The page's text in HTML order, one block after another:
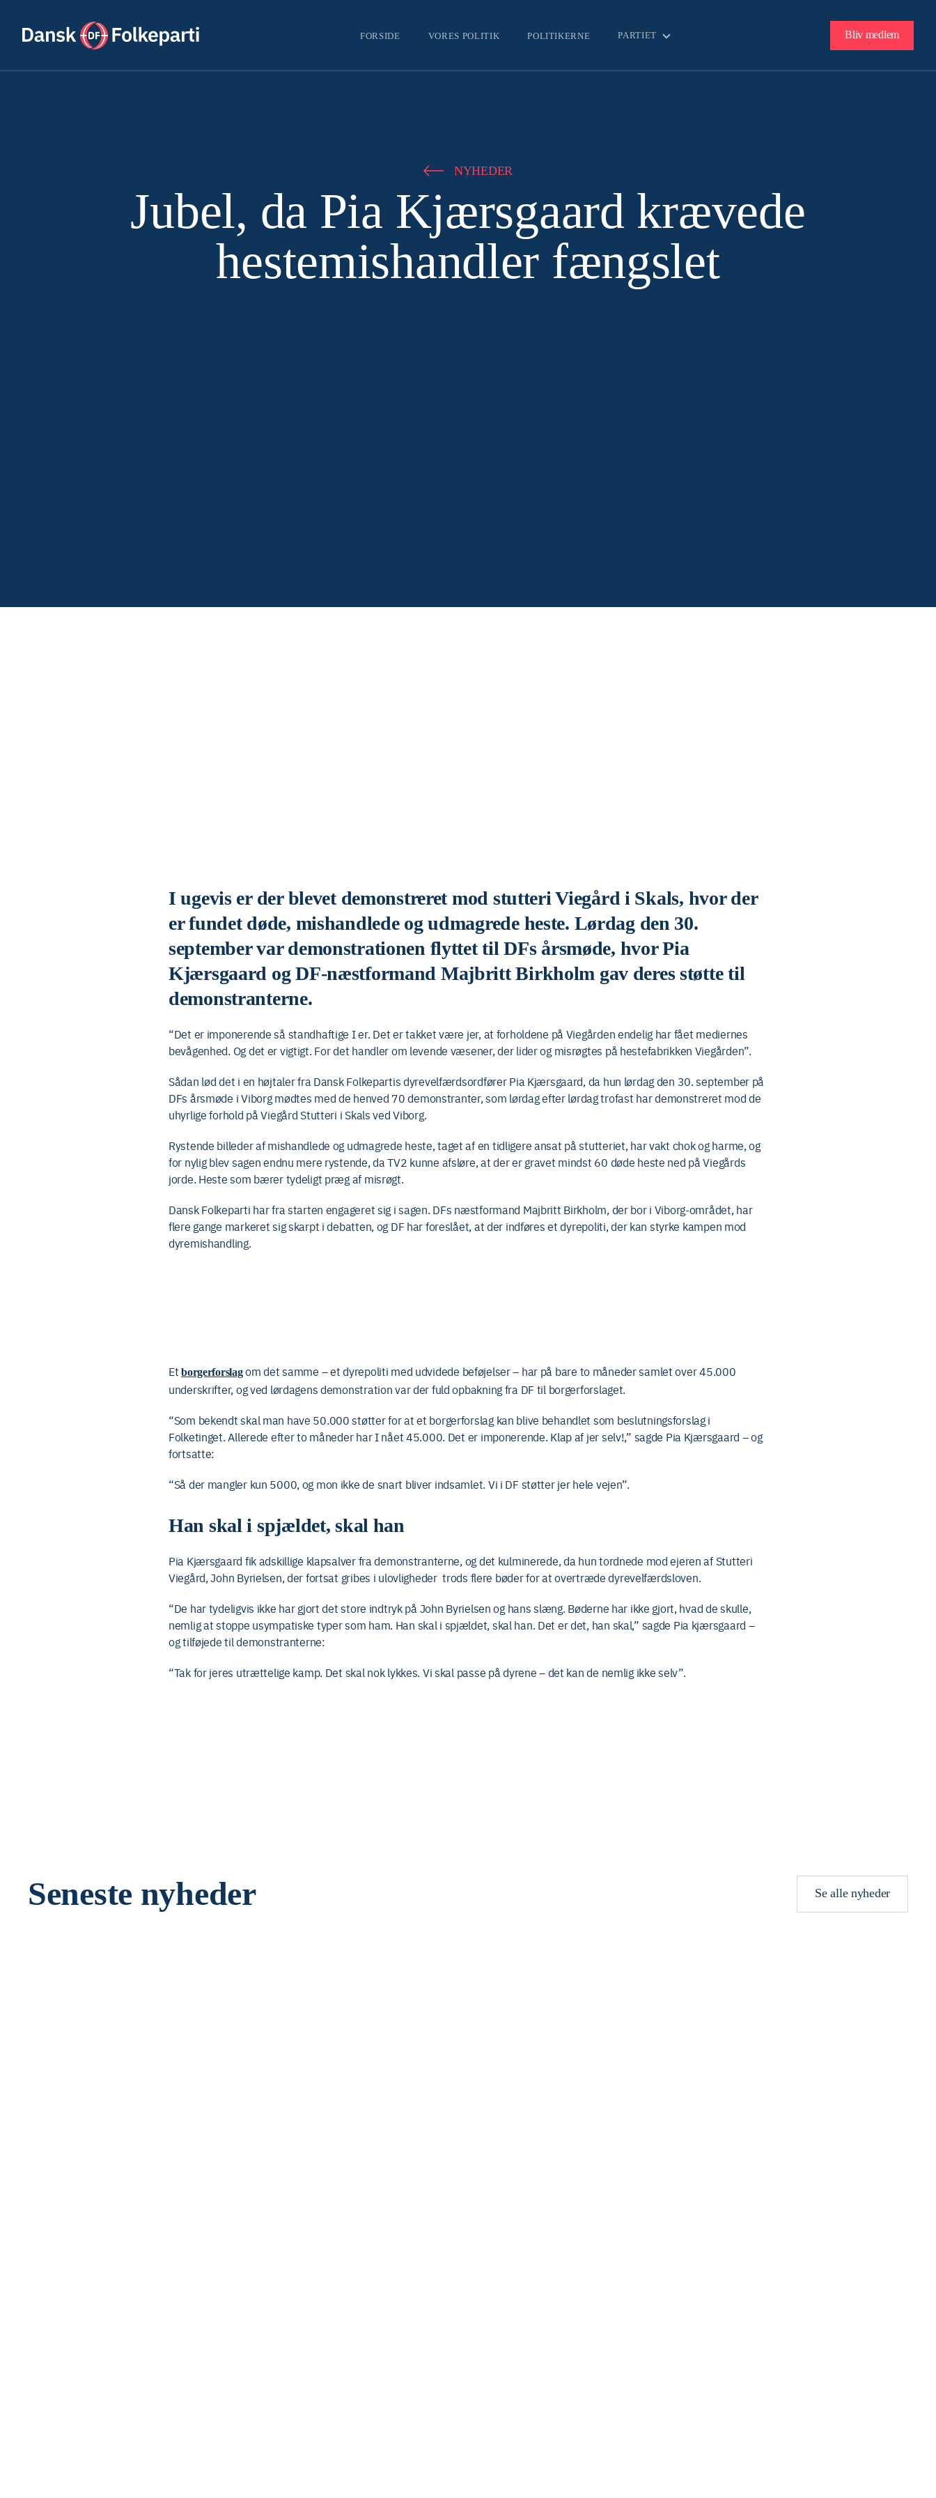
FORSIDE VORES POLITIK POLITIKERNE PARTIET Bliv medlem
NYHEDER
Jubel, da Pia Kjærsgaard krævede
hestemishandler fængslet
I ugevis er der blevet demonstreret mod stutteri Viegård i Skals, hvor der
er fundet døde, mishandlede og udmagrede heste. Lørdag den 30.
september var demonstrationen flyttet til DFs årsmøde, hvor Pia
Kjærsgaard og DF-næstformand Majbritt Birkholm gav deres støtte til
demonstranterne.
“Det er imponerende så standhaftige I er. Det er takket være jer, at forholdene på Viegården endelig har fået mediernes
bevågenhed. Og det er vigtigt. For det handler om levende væsener, der lider og misrøgtes på hestefabrikken Viegården”.
Sådan lød det i en højtaler fra Dansk Folkepartis dyrevelfærdsordfører Pia Kjærsgaard, da hun lørdag den 30. september på
DFs årsmøde i Viborg mødtes med de henved 70 demonstranter, som lørdag efter lørdag trofast har demonstreret mod de
uhyrlige forhold på Viegård Stutteri i Skals ved Viborg.
Rystende billeder af mishandlede og udmagrede heste, taget af en tidligere ansat på stutteriet, har vakt chok og harme, og
for nylig blev sagen endnu mere rystende, da TV2 kunne afsløre, at der er gravet mindst 60 døde heste ned på Viegårds
jorde. Heste som bærer tydeligt præg af misrøgt.
Dansk Folkeparti har fra starten engageret sig i sagen. DFs næstformand Majbritt Birkholm, der bor i Viborg-området, har
flere gange markeret sig skarpt i debatten, og DF har foreslået, at der indføres et dyrepoliti, der kan styrke kampen mod
dyremishandling.
Etborgerforslagom det samme – et dyrepoliti med udvidede beføjelser – har på bare to måneder samlet over 45.000
underskrifter, og ved lørdagens demonstration var der fuld opbakning fra DF til borgerforslaget.
“Som bekendt skal man have 50.000 støtter for at et borgerforslag kan blive behandlet som beslutningsforslag i
Folketinget. Allerede efter to måneder har I nået 45.000. Det er imponerende. Klap af jer selv!,” sagde Pia Kjærsgaard – og
fortsatte:
“Så der mangler kun 5000, og mon ikke de snart bliver indsamlet. Vi i DF støtter jer hele vejen”.
Han skal i spjældet, skal han
Pia Kjærsgaard fik adskillige klapsalver fra demonstranterne, og det kulminerede, da hun tordnede mod ejeren af Stutteri
Viegård, John Byrielsen, der fortsat gribes i ulovligheder trods flere bøder for at overtræde dyrevelfærdsloven.
“De har tydeligvis ikke har gjort det store indtryk på John Byrielsen og hans slæng. Bøderne har ikke gjort, hvad de skulle,
nemlig at stoppe usympatiske typer som ham. Han skal i spjældet, skal han. Det er det, han skal,” sagde Pia kjærsgaard –
og tilføjede til demonstranterne:
“Tak for jeres utrættelige kamp. Det skal nok lykkes. Vi skal passe på dyrene – det kan de nemlig ikke selv”.
Seneste nyheder Se alle nyheder